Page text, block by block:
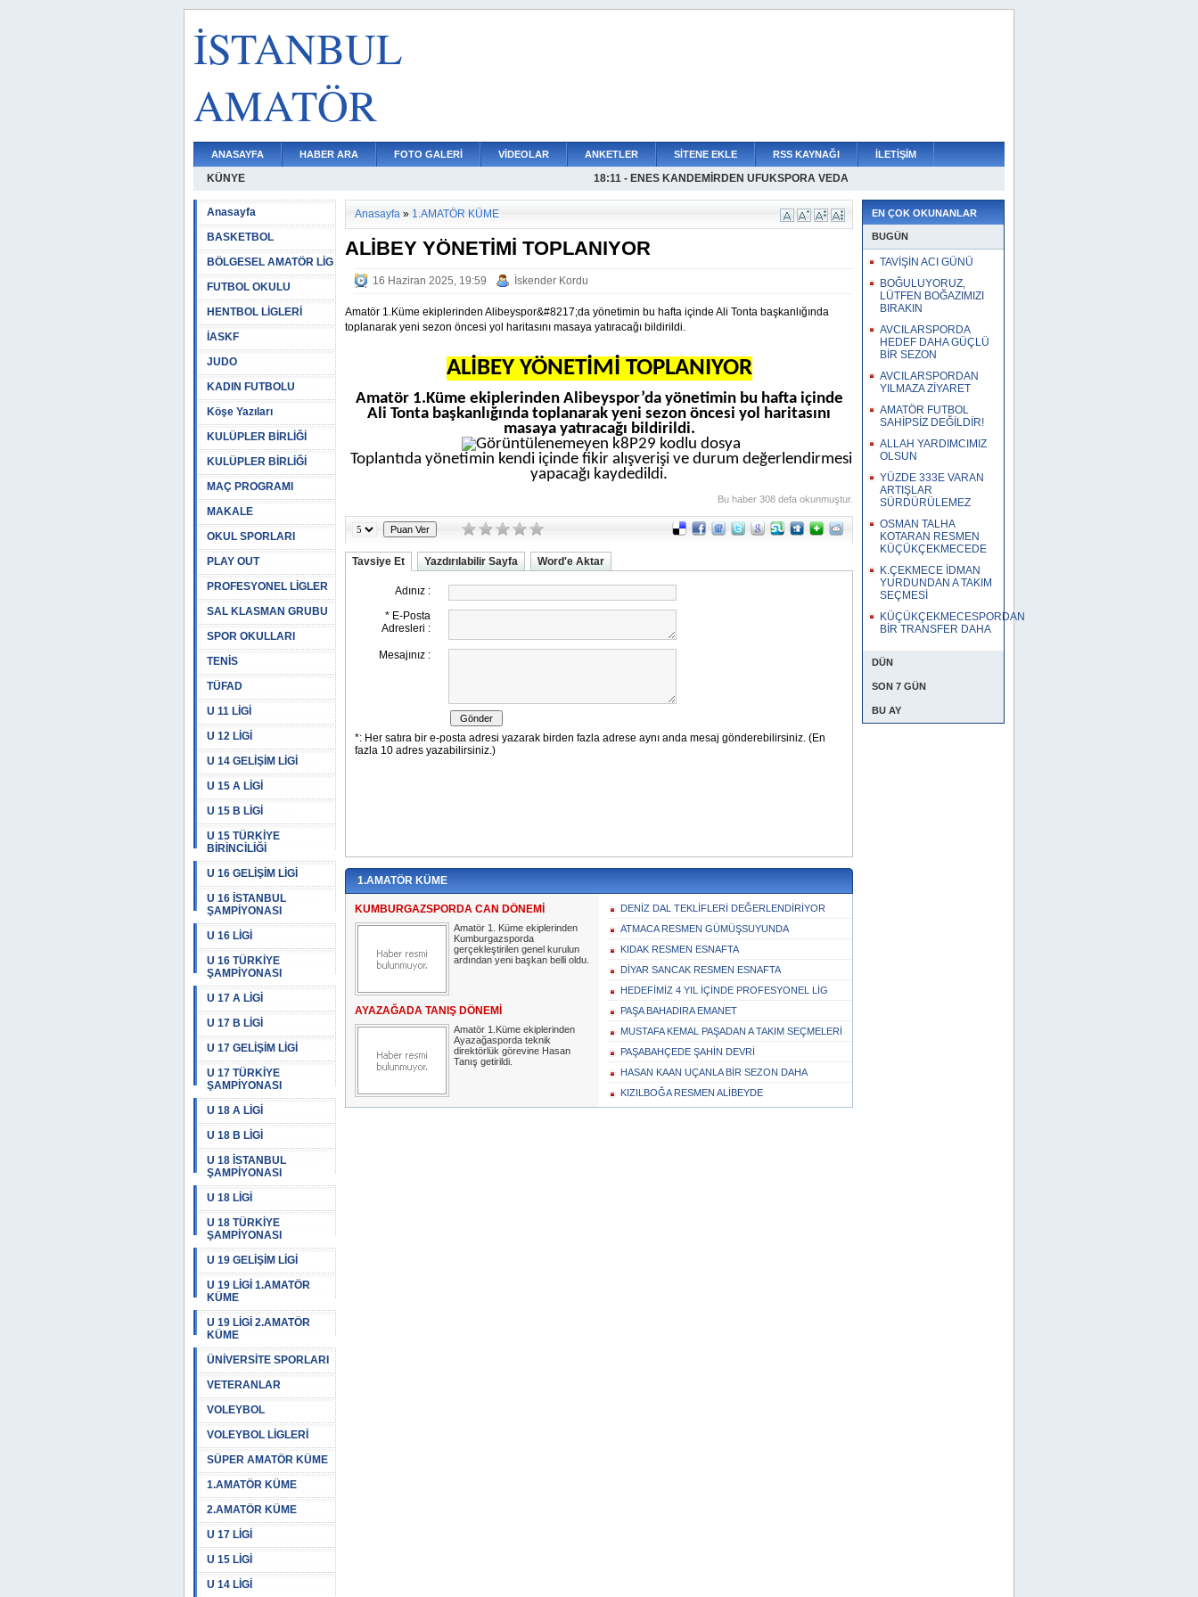
İSTANBUL
AMATÖR
ANASAYFA HABER ARA FOTO GALERİ VİDEOLAR ANKETLER SİTENE EKLE RSS KAYNAĞI İLETİŞİM
KÜNYE
18:16 - KÜÇÜKÇEKMECESPORDAN BİR TRANSFER DAHA
18:11 - ENES KANDEMİRDEN UFUKSPORA VEDA
17:46 - OSMAN TALHA KOTARAN RESMEN KÜÇÜKÇEKMECEDE
17:34 - K.ÇEKMECE İDMAN YURDUNDAN A TAKIM SEÇMESİ
17:25 - ALLAH YARDIMCIMIZ OLSUN
16:53 - YÜZDE 333E VARAN ARTIŞLAR SÜRDÜRÜLEMEZ
16:40 - BOĞULUYORUZ, LÜTFEN BOĞAZIMIZI BIRAKIN
16:23 - AVCILARSPORDA HEDEF DAHA GÜÇLÜ BİR SEZON
16:01 - AMATÖR FUTBOL SAHİPSİZ DEĞİLDİR!
15:04 - AVCILARSPORDAN YILMAZA ZİYARET
12:22 - TAVİŞİN ACI GÜNÜ
Anasayfa
BASKETBOL
BÖLGESEL AMATÖR LİG
FUTBOL OKULU
HENTBOL LİGLERİ
İASKF
JUDO
KADIN FUTBOLU
Köşe Yazıları
KULÜPLER BİRLİĞİ
KULÜPLER BİRLİĞİ
MAÇ PROGRAMI
MAKALE
OKUL SPORLARI
PLAY OUT
PROFESYONEL LİGLER
SAL KLASMAN GRUBU
SPOR OKULLARI
TENİS
TÜFAD
U 11 LİGİ
U 12 LİGİ
U 14 GELİŞİM LİGİ
U 15 A LİGİ
U 15 B LİGİ
U 15 TÜRKİYE
BİRİNCİLİĞİ
U 16 GELİŞİM LİGİ
U 16 İSTANBUL
ŞAMPİYONASI
U 16 LİGİ
U 16 TÜRKİYE
ŞAMPİYONASI
U 17 A LİGİ
U 17 B LİGİ
U 17 GELİŞİM LİGİ
U 17 TÜRKİYE
ŞAMPİYONASI
U 18 A LİGİ
U 18 B LİGİ
U 18 İSTANBUL
ŞAMPİYONASI
U 18 LİGİ
U 18 TÜRKİYE
ŞAMPİYONASI
U 19 GELİŞİM LİGİ
U 19 LİGİ 1.AMATÖR
KÜME
U 19 LİGİ 2.AMATÖR
KÜME
ÜNİVERSİTE SPORLARI
VETERANLAR
VOLEYBOL
VOLEYBOL LİGLERİ
SÜPER AMATÖR KÜME
1.AMATÖR KÜME
2.AMATÖR KÜME
U 17 LİGİ
U 15 LİGİ
U 14 LİGİ
Anasayfa » 1.AMATÖR KÜME
ALİBEY YÖNETİMİ TOPLANIYOR
16 Haziran 2025, 19:59 İskender Kordu
Amatör 1.Küme ekiplerinden Alibeyspor&#8217;da yönetimin bu hafta içinde Ali Tonta başkanlığında
toplanarak yeni sezon öncesi yol haritasını masaya yatıracağı bildirildi.
ALİBEY YÖNETİMİ TOPLANIYOR
Amatör 1.Küme ekiplerinden Alibeyspor’da yönetimin bu hafta içinde
Ali Tonta başkanlığında toplanarak yeni sezon öncesi yol haritasını
masaya yatıracağı bildirildi.
Toplantıda yönetimin kendi içinde fikir alışverişi ve durum değerlendirmesi
yapacağı kaydedildi.
Bu haber 308 defa okunmuştur.
Tavsiye Et Yazdırılabilir Sayfa Word'e Aktar
1.AMATÖR KÜME
KUMBURGAZSPORDA CAN DÖNEMİ
Amatör 1. Küme ekiplerinden
Kumburgazsporda
gerçekleştirilen genel kurulun
ardından yeni başkan belli oldu.
AYAZAĞADA TANIŞ DÖNEMİ
Amatör 1.Küme ekiplerinden
Ayazağasporda teknik
direktörlük görevine Hasan
Tanış getirildi.
DENİZ DAL TEKLİFLERİ DEĞERLENDİRİYOR
ATMACA RESMEN GÜMÜŞSUYUNDA
KIDAK RESMEN ESNAFTA
DİYAR SANCAK RESMEN ESNAFTA
HEDEFİMİZ 4 YIL İÇİNDE PROFESYONEL LİG
PAŞA BAHADIRA EMANET
MUSTAFA KEMAL PAŞADAN A TAKIM SEÇMELERİ
PAŞABAHÇEDE ŞAHİN DEVRİ
HASAN KAAN UÇANLA BİR SEZON DAHA
KIZILBOĞA RESMEN ALİBEYDE
EN ÇOK OKUNANLAR
BUGÜN
TAVİŞİN ACI GÜNÜ
BOĞULUYORUZ,
LÜTFEN BOĞAZIMIZI
BIRAKIN
AVCILARSPORDA
HEDEF DAHA GÜÇLÜ
BİR SEZON
AVCILARSPORDAN
YILMAZA ZİYARET
AMATÖR FUTBOL
SAHİPSİZ DEĞİLDİR!
ALLAH YARDIMCIMIZ
OLSUN
YÜZDE 333E VARAN
ARTIŞLAR
SÜRDÜRÜLEMEZ
OSMAN TALHA
KOTARAN RESMEN
KÜÇÜKÇEKMECEDE
K.ÇEKMECE İDMAN
YURDUNDAN A TAKIM
SEÇMESİ
KÜÇÜKÇEKMECESPORDAN
BİR TRANSFER DAHA
DÜN
SON 7 GÜN
BU AY